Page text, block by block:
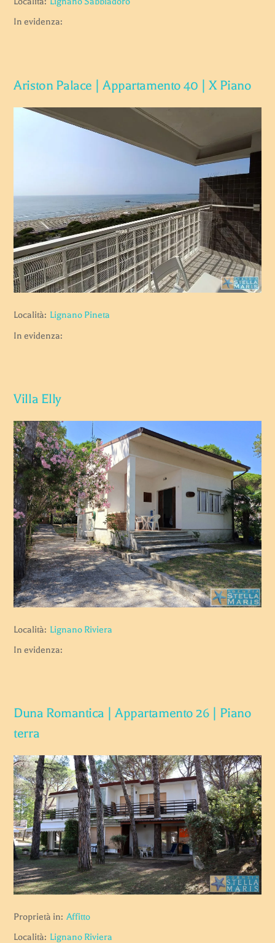
In evidenza:
Ariston Palace | Appartamento 40 | X Piano
Località: Lignano Pineta
In evidenza:
Villa Elly
Località: Lignano Riviera
In evidenza:
Duna Romantica | Appartamento 26 | Piano
terra
Proprietà in: Affitto
Località: Lignano Riviera